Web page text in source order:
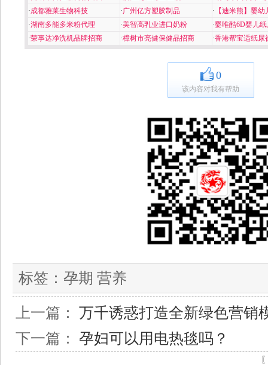
·成都雅莱生物科技 ·广州亿方塑胶制品 · 【迪米熊】婴幼
·湖南多能多米粉代理 ·美智高乳业进口奶粉 ·婴唯酷6D婴儿
·荣事达净洗机品牌招商 ·樟树市亮健保健品招商 ·香港帮宝适纸尿
0
该内容对我有帮助
标签： 孕期 营养
上一篇： 万千诱惑打造全新绿色营销
下一篇： 孕妇可以用电热毯吗？